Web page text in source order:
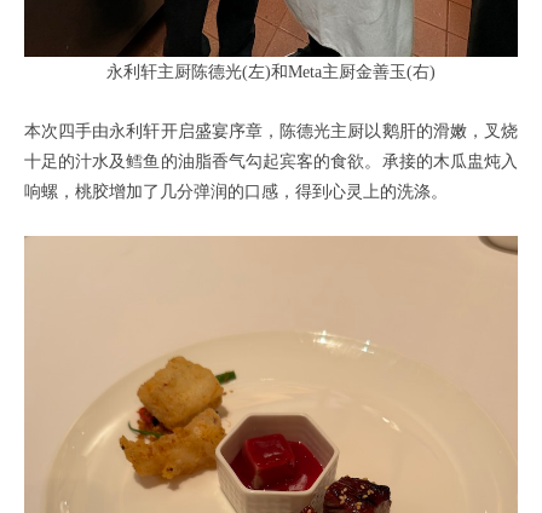
永利轩主厨陈德光(左)和Meta主厨金善玉(右)
本次四手由永利轩开启盛宴序章，陈德光主厨以鹅肝的滑嫩，叉烧
十足的汁水及鳕鱼的油脂香气勾起宾客的食欲。承接的木瓜盅炖入
响螺，桃胶增加了几分弹润的口感，得到心灵上的洗涤。